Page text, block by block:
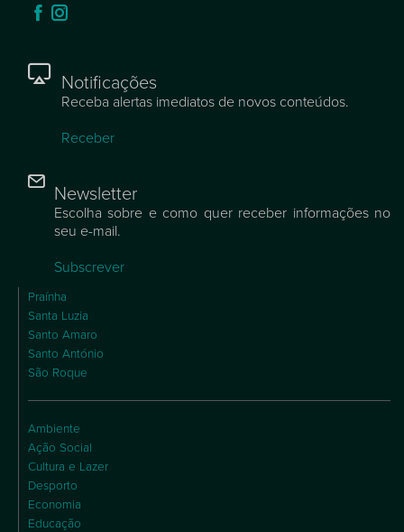
Notificações
Receba alertas imediatos de novos conteúdos.
Receber
Newsletter
Escolha sobre e como quer receber informações no
seu e-mail.
Subscrever
Praínha
Santa Luzia
Santo Amaro
Santo António
São Roque
Ambiente
Ação Social
Cultura e Lazer
Desporto
Economia
Educação